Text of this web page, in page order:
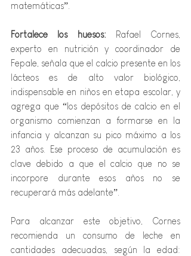
matemáticas”.
Fortalece los huesos: Rafael Cornes,
experto en nutrición y coordinador de
Fepale, señala que el calcio presente en los
lácteos es de alto valor biológico,
indispensable en niños en etapa escolar, y
agrega que “los depósitos de calcio en el
organismo comienzan a formarse en la
infancia y alcanzan su pico máximo a los
23 años. Ese proceso de acumulación es
clave debido a que el calcio que no se
incorpore durante esos años no se
recuperará más adelante”.
Para alcanzar este objetivo, Cornes
recomienda un consumo de leche en
cantidades adecuadas, según la edad: